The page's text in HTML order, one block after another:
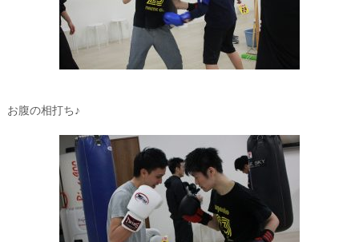
お腹の相打ち♪